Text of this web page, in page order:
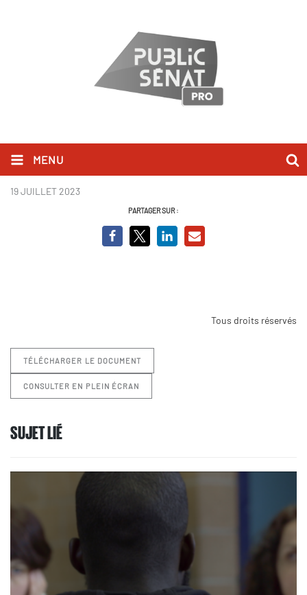
MENU
Du 12 au 18 août 2023.pdf
19 JUILLET 2023
PARTAGER SUR :
Tous droits réservés
TÉLÉCHARGER LE DOCUMENT
CONSULTER EN PLEIN ÉCRAN
SUJET LIÉ